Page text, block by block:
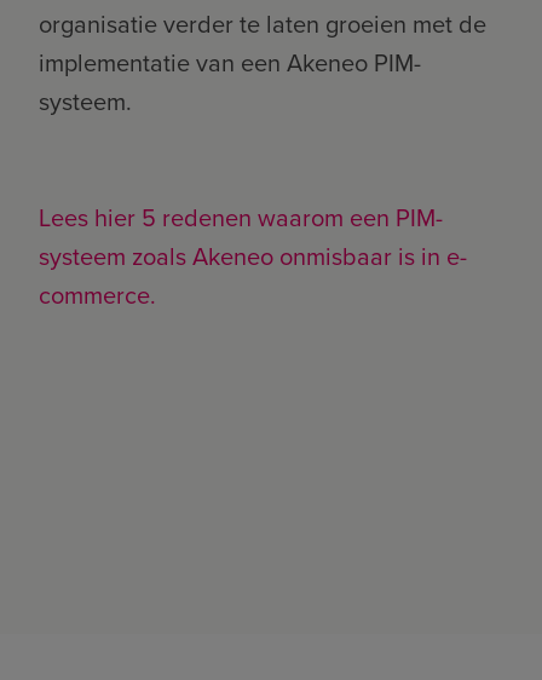
organisatie verder te laten groeien met de
implementatie van een Akeneo PIM-
systeem.
Lees hier 5 redenen waarom een PIM-
systeem zoals Akeneo onmisbaar is in e-
commerce.